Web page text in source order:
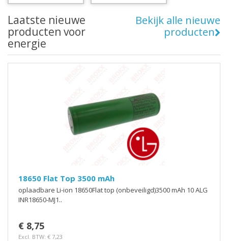
Laatste nieuwe
producten voor
energie
Bekijk alle nieuwe
producten
18650 Flat Top 3500 mAh
oplaadbare Li-ion 18650Flat top (onbeveiligd)3500 mAh 10 ALG
INR18650-MJ1..
€ 8,75
Excl. BTW: € 7,23